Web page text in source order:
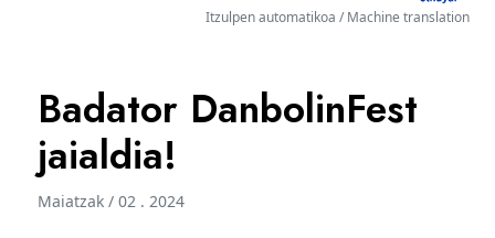
Itzulpen automatikoa / Machine translation
Badator DanbolinFest
jaialdia!
Maiatzak / 02 . 2024